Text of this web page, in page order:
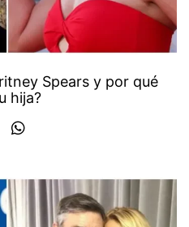
Spears y por qué
hija?